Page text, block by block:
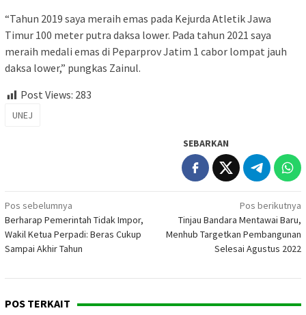
“Tahun 2019 saya meraih emas pada Kejurda Atletik Jawa
Timur 100 meter putra daksa lower. Pada tahun 2021 saya
meraih medali emas di Peparprov Jatim 1 cabor lompat jauh
daksa lower,” pungkas Zainul.
Post Views: 283
UNEJ
SEBARKAN
Navigasi
pos
Pos sebelumnya
Berharap Pemerintah Tidak Impor,
Wakil Ketua Perpadi: Beras Cukup
Sampai Akhir Tahun
Pos berikutnya
Tinjau Bandara Mentawai Baru,
Menhub Targetkan Pembangunan
Selesai Agustus 2022
POS TERKAIT